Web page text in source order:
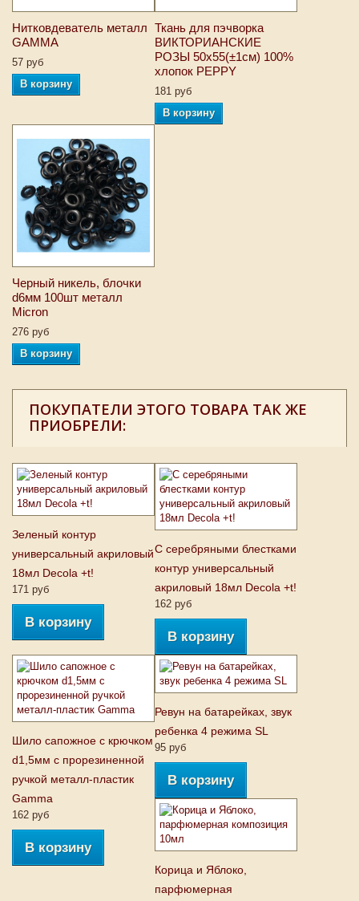
Нитковдеватель металл
GAMMA
57 руб
В корзину
Ткань для пэчворка
ВИКТОРИАНСКИЕ
РОЗЫ 50х55(±1см) 100%
хлопок PEPPY
181 руб
В корзину
Черный никель, блочки
d6мм 100шт металл
Micron
276 руб
В корзину
ПОКУПАТЕЛИ ЭТОГО ТОВАРА ТАК ЖЕ
ПРИОБРЕЛИ:
Зеленый контур
универсальный акриловый
18мл Decola +t!
171 руб
В корзину
C серебряными блестками
контур универсальный
акриловый 18мл Decola +t!
162 руб
В корзину
Шило сапожное с крючком
d1,5мм с прорезиненной
ручкой металл-пластик
Gamma
162 руб
В корзину
Ревун на батарейках, звук
ребенка 4 режима SL
95 руб
В корзину
Корица и Яблоко,
парфюмерная